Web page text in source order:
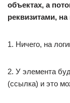
объектах, а
реквизитами,
1. Ничего, на
2. У элемента
(ссылка) и это